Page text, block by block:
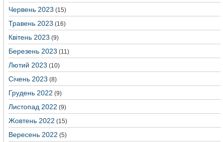
Червень 2023 (15)
Травень 2023 (16)
Квітень 2023 (9)
Березень 2023 (11)
Лютий 2023 (10)
Січень 2023 (8)
Грудень 2022 (9)
Листопад 2022 (9)
Жовтень 2022 (15)
Вересень 2022 (5)